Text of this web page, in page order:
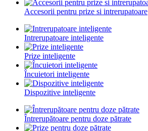
Accesorii pentru prize si intrerupatoare
Intrerupatoare inteligente
Prize inteligente
Încuietori inteligente
Dispozitive inteligente
Întrerupătoare pentru doze pătrate